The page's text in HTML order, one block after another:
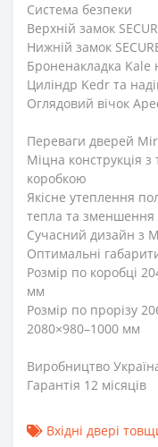
Система безпеки
Верхній замок
Нижній замок
Броненакладка Kale
Циліндр Kedr та
Оглядовий вічок
Переваги дверей
Міцна конструкція
коробкою
Якісне утеплення
тепла та
Сучасний дизайн з
Оптимальні
Розмір по коробці
мм
Розмір по прорізу
2080×980–1000 мм
Виробництво
Гарантія 12 місяців
Вхідні двері